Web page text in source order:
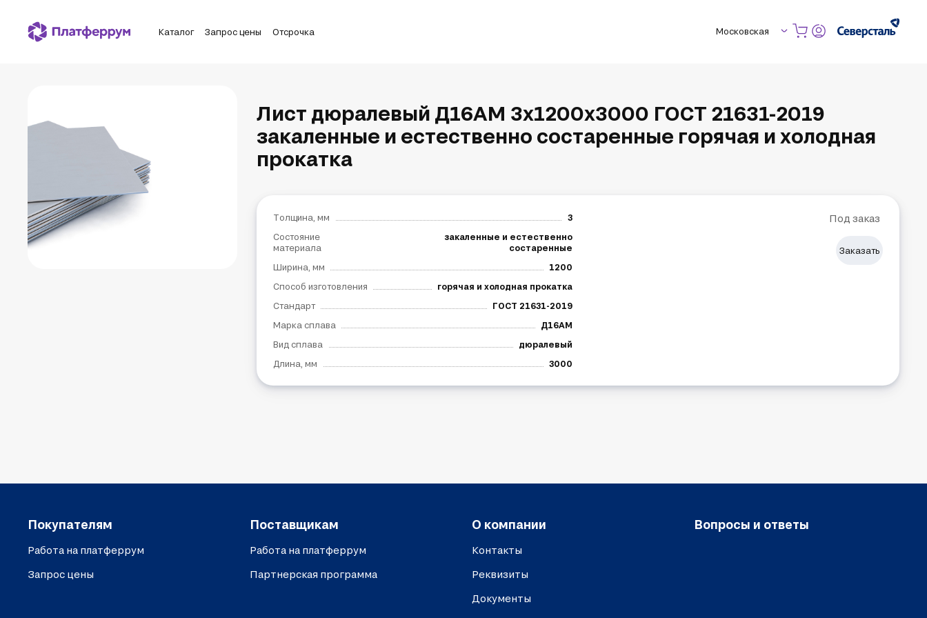
Каталог Запрос цены Отсрочка Московская
Лист дюралевый Д16АМ 3х1200х3000 ГОСТ 21631-2019
закаленные и естественно состаренные горячая и холодная
прокатка
Под заказ
Заказать
Толщина, мм
3
Состояние
материала
закаленные и естественно
состаренные
Ширина, мм
1200
Способ изготовления
горячая и холодная прокатка
Стандарт
ГОСТ 21631-2019
Марка сплава
Д16АМ
Вид сплава
дюралевый
Длина, мм
3000
Покупателям
Работа на платферрум
Запрос цены
Поставщикам
Работа на платферрум
Партнерская программа
О компании
Контакты
Реквизиты
Документы
Вопросы и ответы